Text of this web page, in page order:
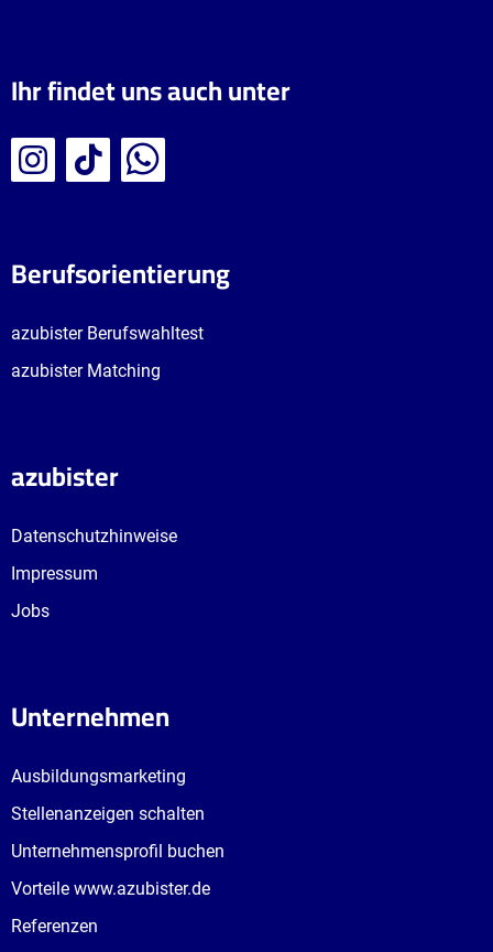
Ihr findet uns auch unter
Berufsorientierung
azubister Berufswahltest
azubister Matching
azubister
Datenschutzhinweise
Impressum
Jobs
Unternehmen
Ausbildungsmarketing
Stellenanzeigen schalten
Unternehmensprofil buchen
Vorteile www.azubister.de
Referenzen